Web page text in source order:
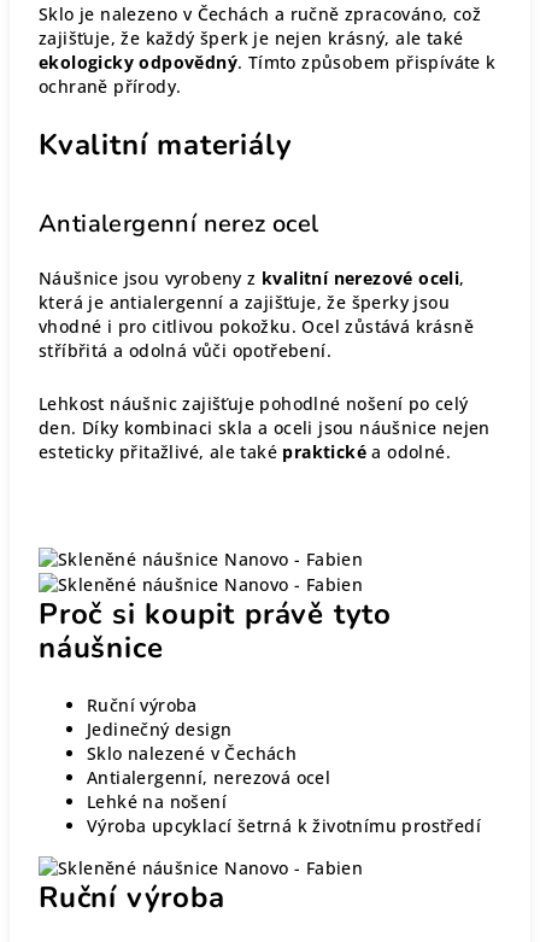
Sklo je nalezeno v Čechách a ručně zpracováno, což
zajišťuje, že každý šperk je nejen krásný, ale také
ekologicky odpovědný. Tímto způsobem přispíváte k
ochraně přírody.
Kvalitní materiály
Antialergenní nerez ocel
Náušnice jsou vyrobeny z kvalitní nerezové oceli,
která je antialergenní a zajišťuje, že šperky jsou
vhodné i pro citlivou pokožku. Ocel zůstává krásně
stříbřitá a odolná vůči opotřebení.
Lehkost náušnic zajišťuje pohodlné nošení po celý
den. Díky kombinaci skla a oceli jsou náušnice nejen
esteticky přitažlivé, ale také praktické a odolné.
Proč si koupit právě tyto
náušnice
Ruční výroba
Jedinečný design
Sklo nalezené v Čechách
Antialergenní, nerezová ocel
Lehké na nošení
Výroba upcyklací šetrná k životnímu prostředí
Ruční výroba